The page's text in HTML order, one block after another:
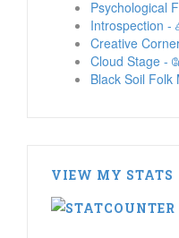
Introspection
Creative
Cloud Stage -
Black Soil
VIEW MY STATS